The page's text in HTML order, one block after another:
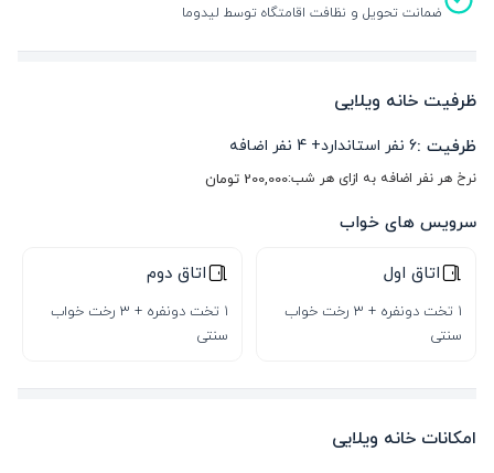
ضمانت تحویل و نظافت اقامتگاه توسط لیدوما
ظرفیت خانه ویلایی
ظرفیت :6 نفر استاندارد+
4 نفر اضافه
نرخ هر نفر اضافه به ازای هر شب:200,000 تومان
سرویس های خواب
اتاق اول
1 تخت دونفره + 3 رخت خواب
سنتی
اتاق دوم
1 تخت دونفره + 3 رخت خواب
سنتی
امکانات خانه ویلایی